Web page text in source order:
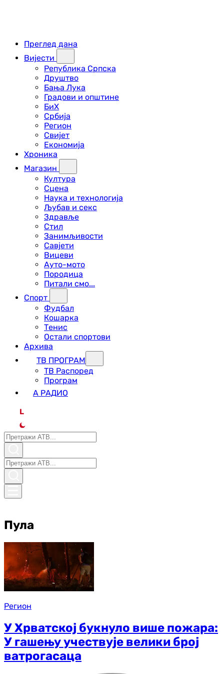
Преглед дана
Вијести
Република Српска
Друштво
Бања Лука
Градови и општине
БиХ
Србија
Регион
Свијет
Економија
Хроника
Магазин
Култура
Сцена
Наука и технологија
Љубав и секс
Здравље
Стил
Занимљивости
Савјети
Вицеви
Ауто-мото
Породица
Питали смо...
Спорт
Фудбал
Кошарка
Тенис
Остали спортови
Архива
ТВ ПРОГРАМ
ТВ Распоред
Програм
А РАДИО
L
Пула
Регион
У Хрватској букнуло више пожара:
У гашењу учествује велики број
ватрогасаца